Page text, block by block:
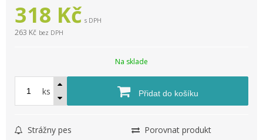
318 Kč s DPH
263 Kč bez DPH
Na sklade
ks Přidat do košíku
Strážny pes Porovnat produkt